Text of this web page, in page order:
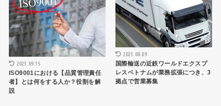
2025.09.15
ISO9001における【品質管理責任
者】とは何をする人か？役割を解
説
2021.08.09
国際輸送の近鉄ワールドエクスプ
レスベトナムが業務拡張につき、3
拠点で営業募集